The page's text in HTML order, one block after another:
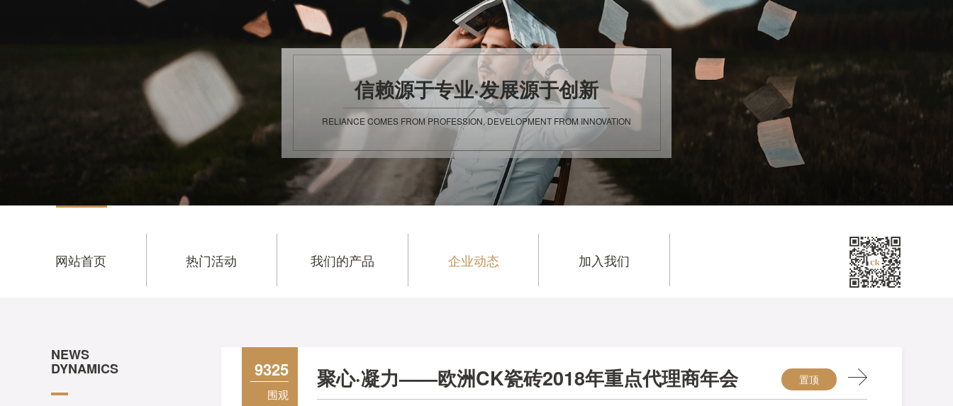
信赖源于专业·发展源于创新
RELIANCE COMES FROM PROFESSION,·DEVELOPMENT FROM INNOVATION
网站首页 热门活动 我们的产品 企业动态 加入我们
NEWS
DYNAMICS 9325
围观
聚心·凝力——欧洲CK瓷砖2018年重点代理商年会 置顶